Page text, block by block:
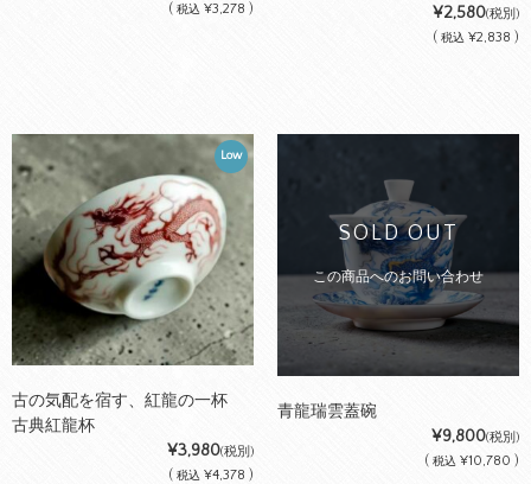
( 税込 ¥3,278 )
¥2,580(税別)
( 税込 ¥2,838 )
Low
古の気配を宿す、紅龍の一杯
古典紅龍杯
¥3,980(税別)
( 税込 ¥4,378 )
SOLD OUT
この商品へのお問い合わせ
青龍瑞雲蓋碗
¥9,800(税別)
( 税込 ¥10,780 )